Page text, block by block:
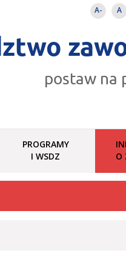
A- A
postaw na
PROGRAMY
I WSDZ
O